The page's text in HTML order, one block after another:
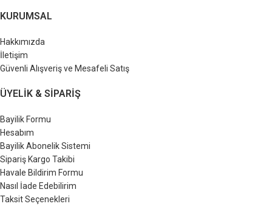
KURUMSAL
Hakkımızda
İletişim
Güvenli Alışveriş ve Mesafeli Satış
ÜYELIK & SIPARIŞ
Bayilik Formu
Hesabım
Bayilik Abonelik Sistemi
Sipariş Kargo Takibi
Havale Bildirim Formu
Nasıl İade Edebilirim
Taksit Seçenekleri